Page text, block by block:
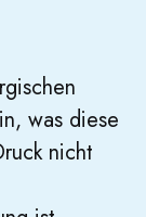
was diese
nicht